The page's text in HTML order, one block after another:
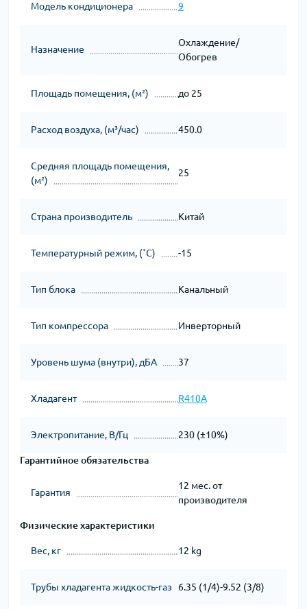
Модель кондиционера 9
Назначение
Охлаждение/
Обогрев
Площадь помещения, (м²) до 25
Расход воздуха, (м³/час) 450.0
Средняя площадь помещения,
(м²)
25
Страна производитель Китай
Температурный режим, (˚С) -15
Тип блока Канальный
Тип компрессора Инверторный
Уровень шума (внутри), дБА 37
Хладагент R410A
Электропитание, В/Гц 230 (±10%)
Гарантийное обязательства
Гарантия
12 мес. от
производителя
Физические характеристики
Вес, кг 12 kg
Трубы хладагента жидкость-газ 6.35 (1/4)-9.52 (3/8)